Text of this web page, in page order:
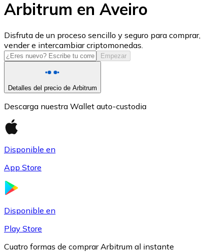
USD Coin
USDC
Arbitrum en Aveiro
Disfruta de un proceso sencillo y seguro para comprar,
vender e intercambiar criptomonedas.
Empezar
Detalles del precio de Arbitrum
Descarga nuestra Wallet auto-custodia
Disponible en
App Store
Disponible en
Play Store
Cuatro formas de comprar Arbitrum al instante